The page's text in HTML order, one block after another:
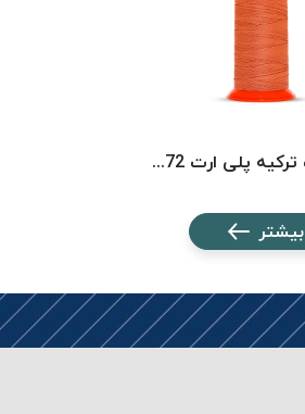
نخ دوخت ترکیه پلی ارت 8072 POLYART
بیشتر